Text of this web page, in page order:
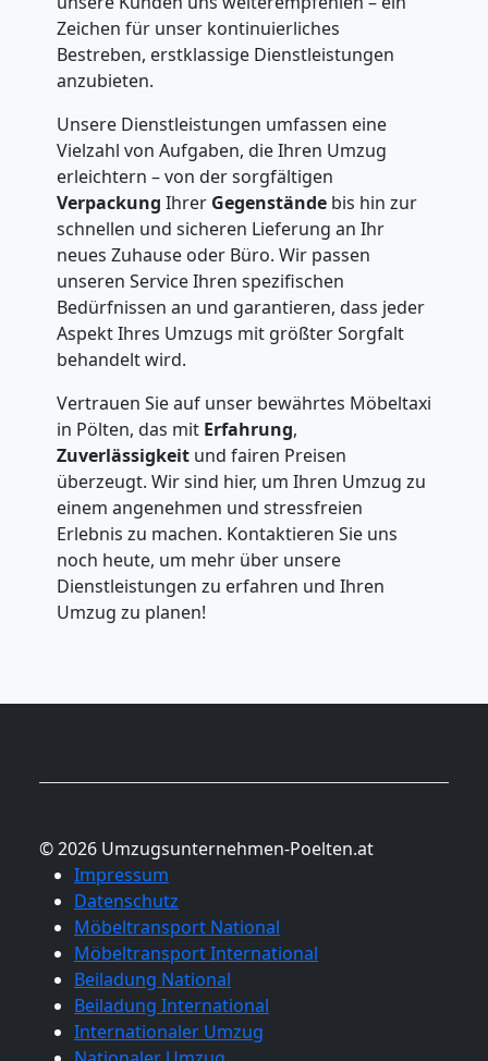
Zeichen für unser kontinuierliches
Bestreben, erstklassige Dienstleistungen
anzubieten.
Unsere Dienstleistungen umfassen eine
Vielzahl von Aufgaben, die Ihren Umzug
erleichtern – von der sorgfältigen
Verpackung Ihrer Gegenstände bis hin zur
schnellen und sicheren Lieferung an Ihr
neues Zuhause oder Büro. Wir passen
unseren Service Ihren spezifischen
Bedürfnissen an und garantieren, dass jeder
Aspekt Ihres Umzugs mit größter Sorgfalt
behandelt wird.
Vertrauen Sie auf unser bewährtes Möbeltaxi
in Pölten, das mit Erfahrung,
Zuverlässigkeit und fairen Preisen
überzeugt. Wir sind hier, um Ihren Umzug zu
einem angenehmen und stressfreien
Erlebnis zu machen. Kontaktieren Sie uns
noch heute, um mehr über unsere
Dienstleistungen zu erfahren und Ihren
Umzug zu planen!
© 2026 Umzugsunternehmen-Poelten.at
Impressum
Datenschutz
Möbeltransport National
Möbeltransport International
Beiladung National
Beiladung International
Internationaler Umzug